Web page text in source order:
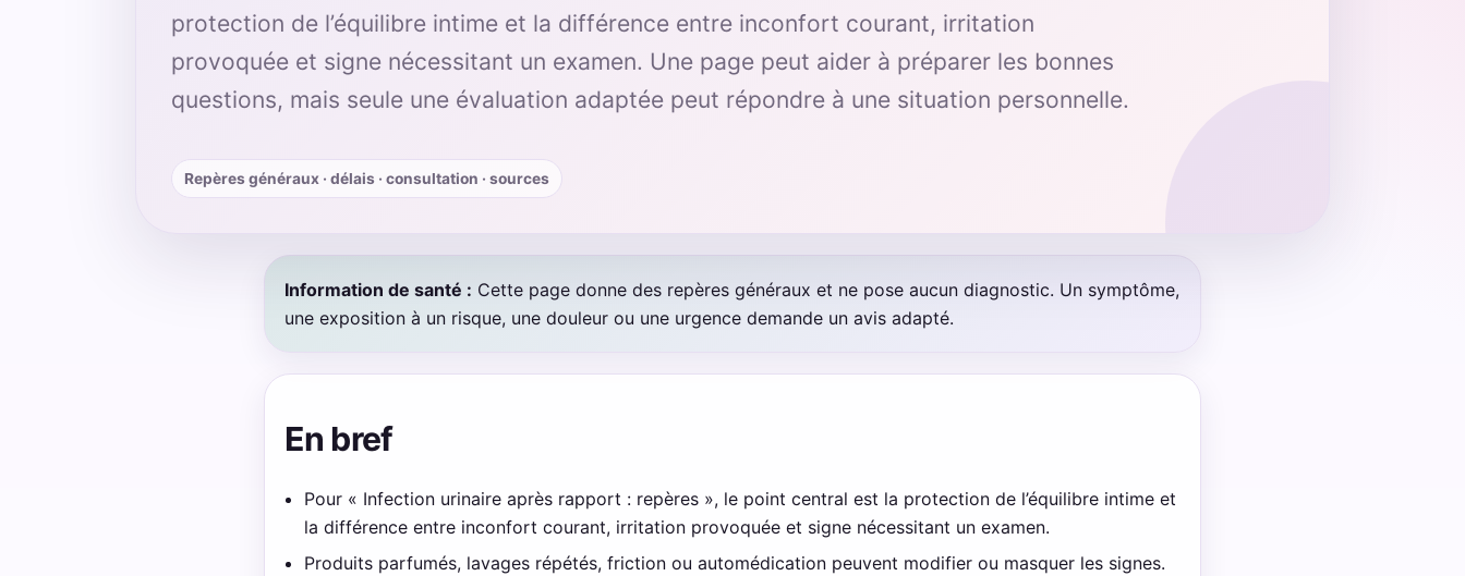
protection de l’équilibre intime et la différence entre inconfort courant, irritation
provoquée et signe nécessitant un examen. Une page peut aider à préparer les bonnes
questions, mais seule une évaluation adaptée peut répondre à une situation personnelle.
Repères généraux · délais · consultation · sources
Information de santé : Cette page donne des repères généraux et ne pose aucun diagnostic. Un symptôme,
une exposition à un risque, une douleur ou une urgence demande un avis adapté.
En bref
Pour « Infection urinaire après rapport : repères », le point central est la protection de l’équilibre intime et
la différence entre inconfort courant, irritation provoquée et signe nécessitant un examen.
Produits parfumés, lavages répétés, friction ou automédication peuvent modifier ou masquer les signes.